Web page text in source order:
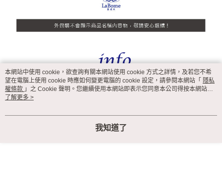
本網站中使用 cookie，欲查詢有關本網站使用 cookie 方式之詳情，及若您不希
望在電腦上使用 cookie 時應如何變更電腦的 cookie 設定，請參閱本網站「 隱私
權條款 」之 Cookie 聲明。您繼續使用本網站即表示您同意本公司得按本網站使
用條款之 Cookie 聲明使用 cookie。
了解更多 >
我知道了